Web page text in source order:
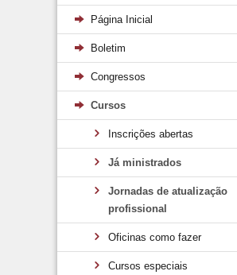
Página Inicial
Boletim
Congressos
Cursos
Inscrições abertas
Já ministrados
Jornadas de atualização
profissional
Oficinas como fazer
Cursos especiais